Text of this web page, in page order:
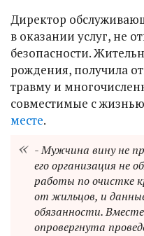
Директор
в оказании услуг, не
безопасности.
рождения, получила
травму и
совместимые с
месте.
- Мужчина вину не
его организация не
работы по очистке
от жильцов, и
обязанности.
опровергнута